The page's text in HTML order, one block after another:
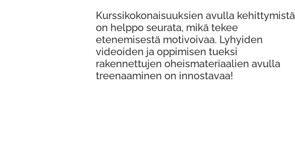
Kurssikokonaisuuksien avulla kehittymistä
on helppo seurata, mikä tekee
etenemisestä motivoivaa. Lyhyiden
videoiden ja oppimisen tueksi
rakennettujen oheismateriaalien avulla
treenaaminen on innostavaa!